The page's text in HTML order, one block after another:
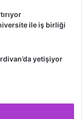
ile iş birliği
yetişiyor